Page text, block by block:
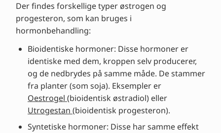
Der findes forskellige typer østrogen og
progesteron, som kan bruges i
hormonbehandling:
Bioidentiske hormoner: Disse hormoner er
identiske med dem, kroppen selv producerer,
og de nedbrydes på samme måde. De stammer
fra planter (som soja). Eksempler er
Oestrogel (bioidentisk østradiol) eller
Utrogestan (bioidentisk progesteron).
Syntetiske hormoner: Disse har samme effekt